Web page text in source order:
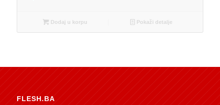
Dodaj u korpu Pokaži detalje
FLESH.BA